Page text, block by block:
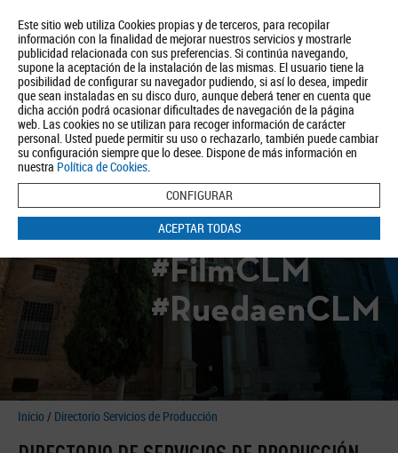
Este sitio web utiliza Cookies propias y de terceros, para recopilar
información con la finalidad de mejorar nuestros servicios y mostrarle
publicidad relacionada con sus preferencias. Si continúa navegando,
supone la aceptación de la instalación de las mismas. El usuario tiene la
posibilidad de configurar su navegador pudiendo, si así lo desea, impedir
que sean instaladas en su disco duro, aunque deberá tener en cuenta que
dicha acción podrá ocasionar dificultades de navegación de la página
web. Las cookies no se utilizan para recoger información de carácter
personal. Usted puede permitir su uso o rechazarlo, también puede cambiar
su configuración siempre que lo desee. Dispone de más información en
nuestra Política de Cookies.
CONFIGURAR
ACEPTAR TODAS
Quiénes somos Turismo Política de Privacidad Aviso Legal
Política de Cookies
BUSCAR
#FilmCLM
#RuedaenCLM
Inicio / Directorio Servicios de Producción